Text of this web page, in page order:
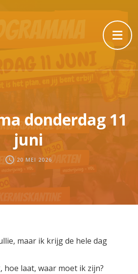
donderdag 11
juni
20 MEI 2026
maar ik krijg de hele dag
hoe laat, waar moet ik zijn?